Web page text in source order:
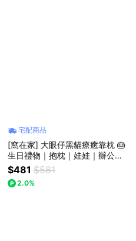
宅配商品
[窩在家] 大眼仔黑貓療癒靠枕 🎂
生日禮物｜抱枕｜娃娃｜辦公室
｜貓咪｜實用｜同事｜上班族｜
貓奴｜獅子座｜七夕禮物
$481 $581
2.0%